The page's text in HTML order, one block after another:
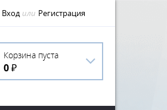
Вход или Регистрация
Корзина пуста
0 ₽